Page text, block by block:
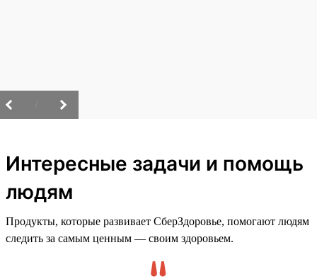
Интересные задачи и помощь
людям
Продукты, которые развивает СберЗдоровье, помогают людям
следить за самым ценным — своим здоровьем.